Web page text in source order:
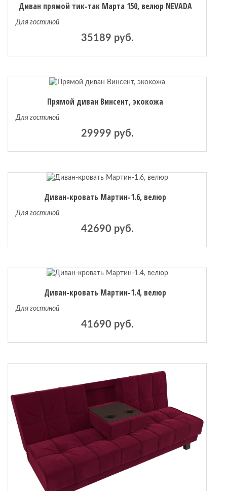
Диван прямой тик-так Марта 150, велюр NEVADA
Для гостиной
35189 руб.
Прямой диван Винсент, экокожа
Для гостиной
29999 руб.
Диван-кровать Мартин-1.6, велюр
Для гостиной
42690 руб.
Диван-кровать Мартин-1.4, велюр
Для гостиной
41690 руб.